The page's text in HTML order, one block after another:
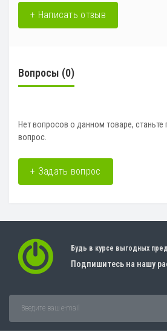
+ Написать отзыв
Вопросы (0)
Нет вопросов о данном товаре, станьте
вопрос.
+ Задать вопрос
Будь в курсе выгодных
Подпишитесь на нашу